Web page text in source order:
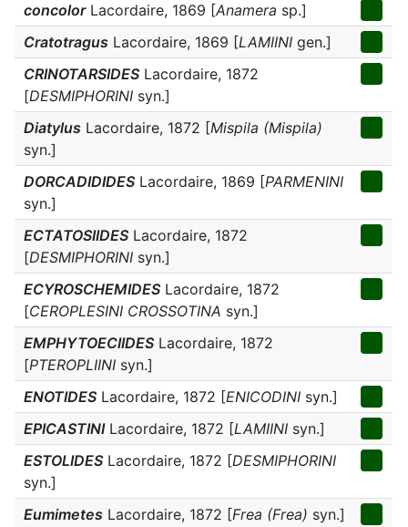
concolorLacordaire, 1869 [Anamera sp.]
Cratotragus Lacordaire, 1869 [LAMIINI gen.]
CRINOTARSIDES Lacordaire, 1872
[DESMIPHORINI syn.]
Diatylus Lacordaire, 1872 [Mispila (Mispila)
syn.]
DORCADIDIDES Lacordaire, 1869 [PARMENINI
syn.]
ECTATOSIIDES Lacordaire, 1872
[DESMIPHORINI syn.]
ECYROSCHEMIDES Lacordaire, 1872
[CEROPLESINI CROSSOTINA syn.]
EMPHYTOECIIDES Lacordaire, 1872
[PTEROPLIINI syn.]
ENOTIDES Lacordaire, 1872 [ENICODINI syn.]
EPICASTINILacordaire, 1872 [LAMIINI syn.]
ESTOLIDES Lacordaire, 1872 [DESMIPHORINI
syn.]
Eumimetes Lacordaire, 1872 [Frea (Frea) syn.]